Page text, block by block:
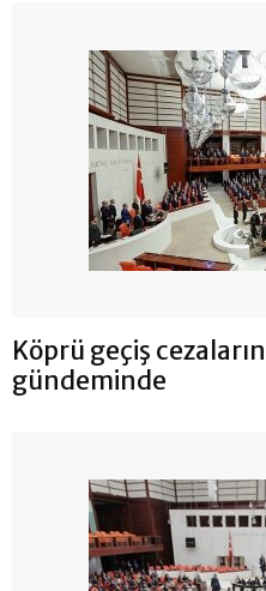
Köprü geçiş
gündeminde